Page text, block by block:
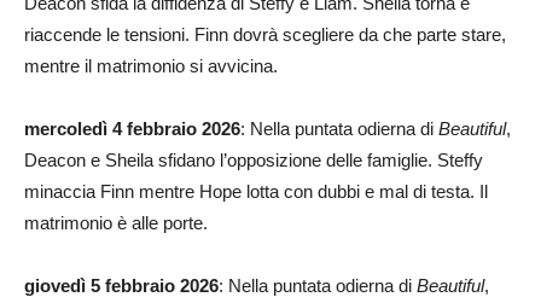
riaccende le tensioni. Finn dovrà scegliere da che parte stare,
mentre il matrimonio si avvicina.
mercoledì 4 febbraio 2026: Nella puntata odierna di Beautiful,
Deacon e Sheila sfidano l’opposizione delle famiglie. Steffy
minaccia Finn mentre Hope lotta con dubbi e mal di testa. Il
matrimonio è alle porte.
giovedì 5 febbraio 2026: Nella puntata odierna di Beautiful,